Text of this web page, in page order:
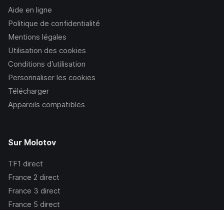
Aide en ligne
Politique de confidentialité
Mentions légales
Utilisation des cookies
Conditions d’utilisation
Personnaliser les cookies
Télécharger
Appareils compatibles
Sur Molotov
TF1 direct
France 2 direct
France 3 direct
France 5 direct